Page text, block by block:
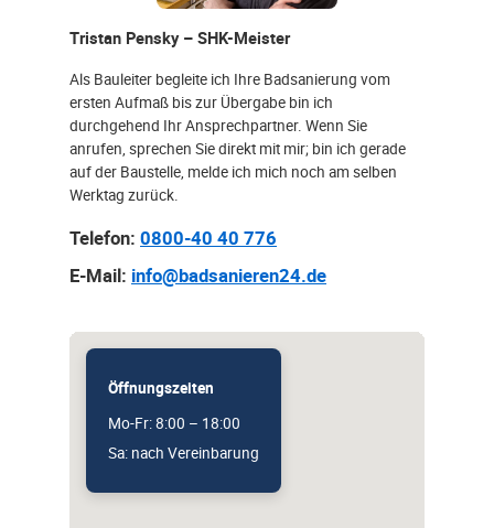
Tristan Pensky – SHK-Meister
Als Bauleiter begleite ich Ihre Badsanierung vom
ersten Aufmaß bis zur Übergabe bin ich
durchgehend Ihr Ansprechpartner. Wenn Sie
anrufen, sprechen Sie direkt mit mir; bin ich gerade
auf der Baustelle, melde ich mich noch am selben
Werktag zurück.
Telefon: 0800-40 40 776
E-Mail: info@badsanieren24.de
Öffnungszeiten
Mo-Fr: 8:00 – 18:00
Sa: nach Vereinbarung